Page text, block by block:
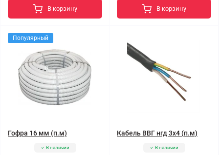
В корзину В корзину
Популярный
Гофра 16 мм (п.м)
В наличии
Кабель ВВГ нгд 3x4 (п.м)
В наличии